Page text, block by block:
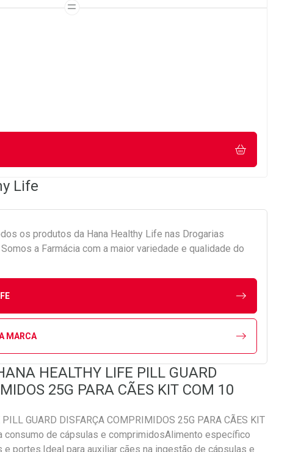
Life
os produtos da Hana Healthy Life nas Drogarias
Somos a Farmácia com a maior variedade e qualidade do
MARCA
HEALTHY LIFE PILL GUARD
25G PARA CÃES KIT COM 10
GUARD DISFARÇA COMPRIMIDOS 25G PARA CÃES KIT
consumo de cápsulas e comprimidosAlimento específico
portes.Ideal para auxiliar cães na ingestão de cápsulas e